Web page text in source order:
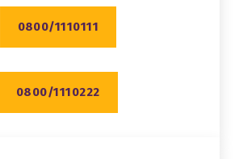
0800/1110111
0800/1110222